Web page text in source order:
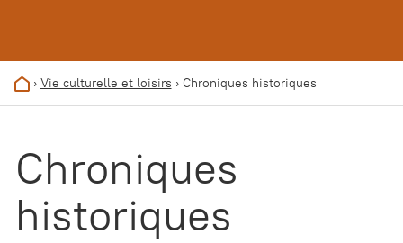
› Vie culturelle et loisirs › Chroniques historiques
Chroniques
historiques